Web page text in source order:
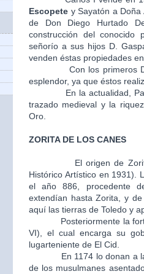
Escopete y Sayatón a
de Don Diego Hurtado
construcción del conocido
señorío a sus hijos D.
venden éstas propiedades
Con los primeros
esplendor, ya que éstos
En la actualidad,
trazado medieval y la
Oro.
ZORITA DE LOS CANES
El origen de
Histórico Artístico en 1931).
el año 886, procedente
extendían hasta Zorita, y
aquí las tierras de Toledo y
Posteriormente la
VI), el cual encarga su
lugarteniente de El Cid.
En 1174 lo donan a la
de los musulmanes